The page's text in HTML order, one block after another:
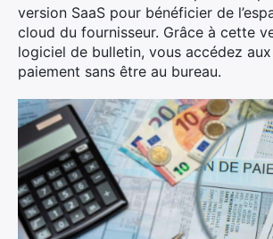
version SaaS pour bénéficier de
cloud du fournisseur. Grâce à cette
logiciel de bulletin, vous accédez
paiement sans être au bureau.